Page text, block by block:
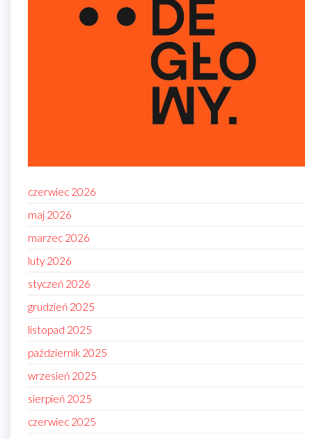
czerwiec 2026
maj 2026
marzec 2026
luty 2026
styczeń 2026
grudzień 2025
listopad 2025
październik 2025
wrzesień 2025
sierpień 2025
czerwiec 2025